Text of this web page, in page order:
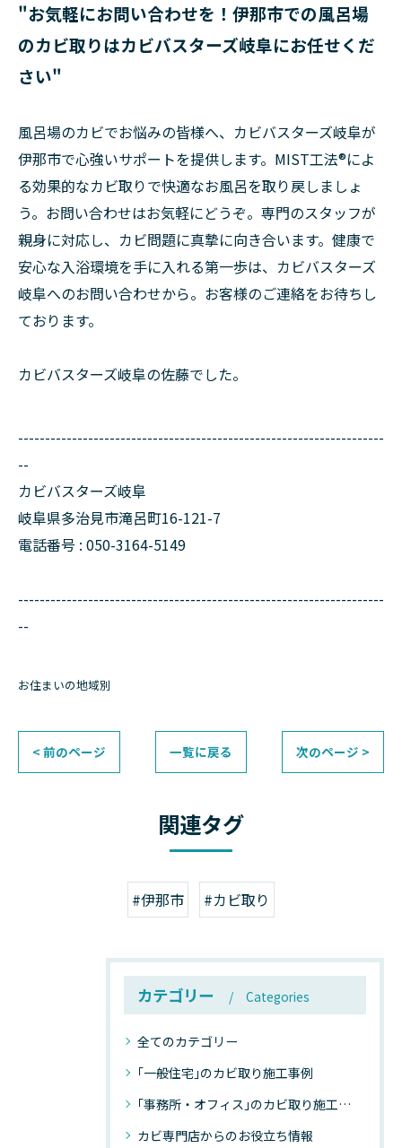
"お気軽にお問い合わせを！伊那市での風呂場
のカビ取りはカビバスターズ岐阜にお任せくだ
さい"
風呂場のカビでお悩みの皆様へ、カビバスターズ岐阜が
伊那市で心強いサポートを提供します。MIST工法®によ
る効果的なカビ取りで快適なお風呂を取り戻しましょ
う。お問い合わせはお気軽にどうぞ。専門のスタッフが
親身に対応し、カビ問題に真摯に向き合います。健康で
安心な入浴環境を手に入れる第一歩は、カビバスターズ
岐阜へのお問い合わせから。お客様のご連絡をお待ちし
ております。
カビバスターズ岐阜の佐藤でした。
--------------------------------------------------------------------
--
カビバスターズ岐阜
岐阜県多治見市滝呂町16-121-7
電話番号 : 050-3164-5149
--------------------------------------------------------------------
--
お住まいの地域別
< 前のページ 一覧に戻る 次のページ >
関連タグ
#伊那市 #カビ取り
カテゴリー Categories
全てのカテゴリー
｢一般住宅｣のカビ取り施工事例
｢事務所・オフィス｣のカビ取り施工事例
カビ専門店からのお役立ち情報